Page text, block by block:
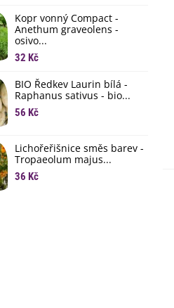
Kopr vonný Compact -
Anethum graveolens -
osivo...
32 Kč
BIO Ředkev Laurin bílá -
Raphanus sativus - bio...
56 Kč
Lichořeřišnice směs barev -
Tropaeolum majus...
36 Kč